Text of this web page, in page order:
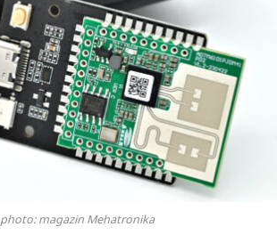
photo: magazin Mehatronika